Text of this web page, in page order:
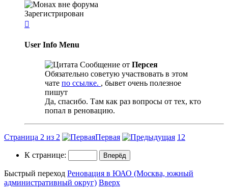
Зарегистрирован

User Info Menu
Сообщение от Персея
Обязательно советую участвовать в этом
чате по ссылке. , бывет очень полезное
пишут
Да, спасибо. Там как раз вопросы от тех, кто
попал в реновацию.
Страница 2 из 2 Первая 1 2
К странице:
Быстрый переход Реновация в ЮАО (Москва, южный
административный округ) Вверх